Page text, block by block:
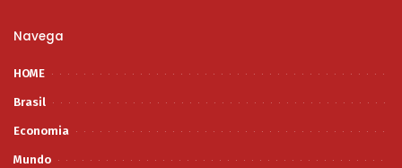
Navega
HOME
Brasil
Economia
Mundo